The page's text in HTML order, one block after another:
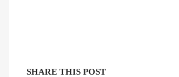
SHARE THIS POST